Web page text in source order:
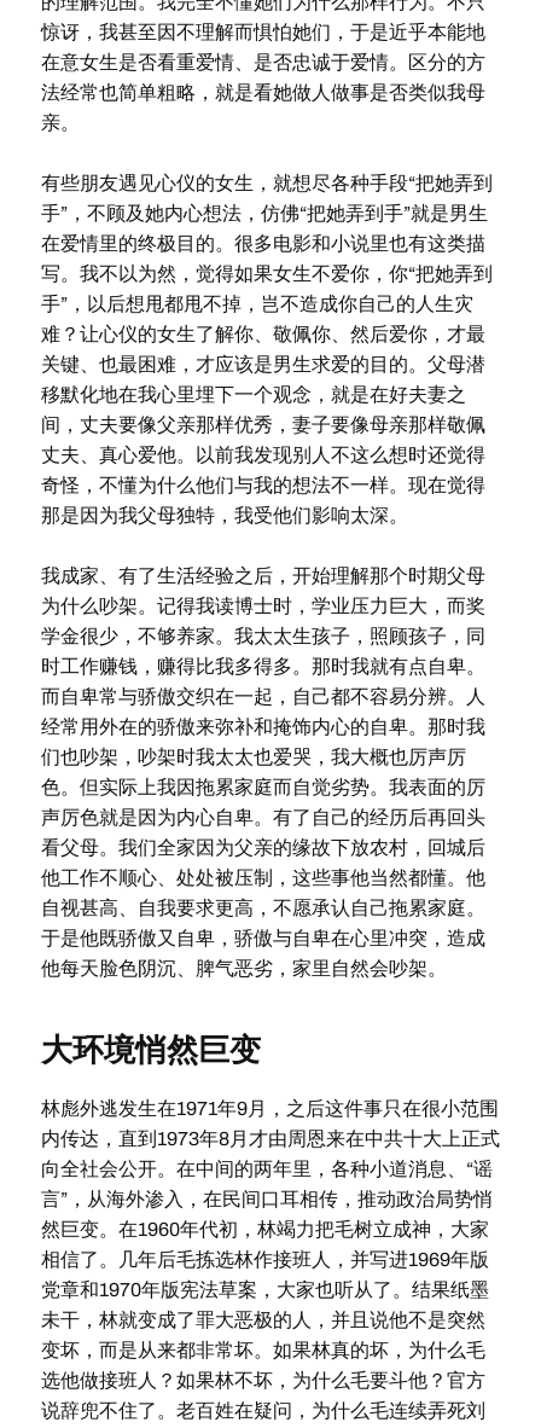
惊讶，我甚至因不理解而惧怕她们，于是近乎本能地
在意女生是否看重爱情、是否忠诚于爱情。区分的方
法经常也简单粗略，就是看她做人做事是否类似我母
亲。
有些朋友遇见心仪的女生，就想尽各种手段“把她弄到
手”，不顾及她内心想法，仿佛“把她弄到手”就是男生
在爱情里的终极目的。很多电影和小说里也有这类描
写。我不以为然，觉得如果女生不爱你，你“把她弄到
手”，以后想甩都甩不掉，岂不造成你自己的人生灾
难？让心仪的女生了解你、敬佩你、然后爱你，才最
关键、也最困难，才应该是男生求爱的目的。父母潜
移默化地在我心里埋下一个观念，就是在好夫妻之
间，丈夫要像父亲那样优秀，妻子要像母亲那样敬佩
丈夫、真心爱他。以前我发现别人不这么想时还觉得
奇怪，不懂为什么他们与我的想法不一样。现在觉得
那是因为我父母独特，我受他们影响太深。
我成家、有了生活经验之后，开始理解那个时期父母
为什么吵架。记得我读博士时，学业压力巨大，而奖
学金很少，不够养家。我太太生孩子，照顾孩子，同
时工作赚钱，赚得比我多得多。那时我就有点自卑。
而自卑常与骄傲交织在一起，自己都不容易分辨。人
经常用外在的骄傲来弥补和掩饰内心的自卑。那时我
们也吵架，吵架时我太太也爱哭，我大概也厉声厉
色。但实际上我因拖累家庭而自觉劣势。我表面的厉
声厉色就是因为内心自卑。有了自己的经历后再回头
看父母。我们全家因为父亲的缘故下放农村，回城后
他工作不顺心、处处被压制，这些事他当然都懂。他
自视甚高、自我要求更高，不愿承认自己拖累家庭。
于是他既骄傲又自卑，骄傲与自卑在心里冲突，造成
他每天脸色阴沉、脾气恶劣，家里自然会吵架。
大环境悄然巨变
林彪外逃发生在1971年9月，之后这件事只在很小范围
内传达，直到1973年8月才由周恩来在中共十大上正式
向全社会公开。在中间的两年里，各种小道消息、“谣
言”，从海外渗入，在民间口耳相传，推动政治局势悄
然巨变。在1960年代初，林竭力把毛树立成神，大家
相信了。几年后毛拣选林作接班人，并写进1969年版
党章和1970年版宪法草案，大家也听从了。结果纸墨
未干，林就变成了罪大恶极的人，并且说他不是突然
变坏，而是从来都非常坏。如果林真的坏，为什么毛
选他做接班人？如果林不坏，为什么毛要斗他？官方
说辞兜不住了。老百姓在疑问，为什么毛连续弄死刘